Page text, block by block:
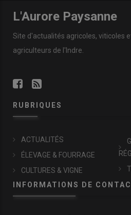
L'Aurore Paysanne
Site d'actualités agricoles, viticoles
agriculteurs de l'Indre.
RUBRIQUES
ACTUALITÉS
ÉLEVAGE & FOURRAGE
CULTURES & VIGNE
INFORMATIONS DE